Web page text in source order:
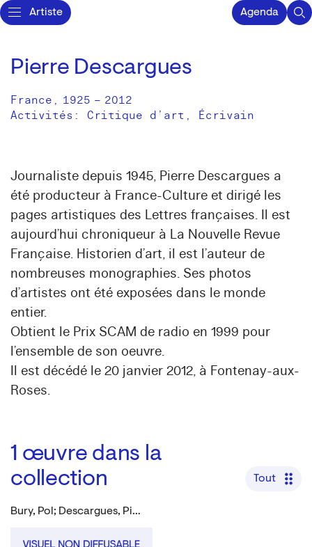
Artiste Agenda
Pierre Descargues
France , 1925 – 2012
Activités: Critique d’art Écrivain
Journaliste depuis 1945, Pierre Descargues a
été producteur à France-Culture et dirigé les
pages artistiques des Lettres françaises. Il est
aujourd’hui chroniqueur à La Nouvelle Revue
Française. Historien d’art, il est l’auteur de
nombreuses monographies. Ses photos
d’artistes ont été exposées dans le monde
entier.
Obtient le Prix SCAM de radio en 1999 pour
l’ensemble de son oeuvre.
Il est décédé le 20 janvier 2012, à Fontenay-aux-
Roses.
1 œuvre dans la
collection
Tout
Bury, Pol; Descargues, Pierre